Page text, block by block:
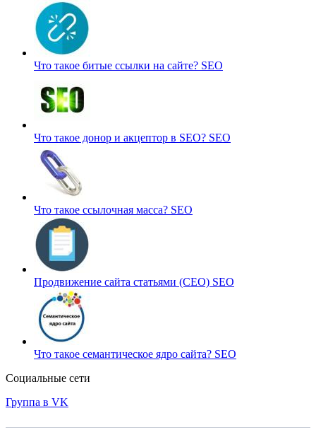
Что такое битые ссылки на сайте? SEO
Что такое донор и акцептор в SEO? SEO
Что такое ссылочная масса? SEO
Продвижение сайта статьями (СЕО) SEO
Что такое семантическое ядро сайта? SEO
Социальные сети
Группа в VK